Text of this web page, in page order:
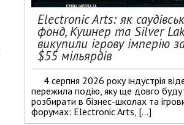
Electronic Arts: як
фонд, Кушнер та Silver
викупили ігрову імперію
$55 мільярдів
4 серпня 2026 року індустрія
пережила подію, яку ще довго
розбирати в бізнес-школах та
форумах: Electronic Arts, […]